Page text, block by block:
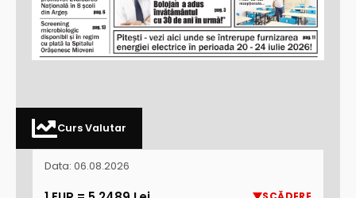
Curs Valutar
Data: 06.08.2026